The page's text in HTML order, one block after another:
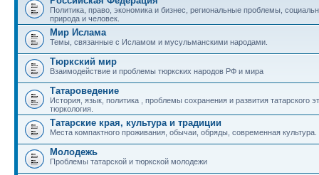
Политика, право, экономика и бизнес, региональные проблемы,
природа и человек.
Мир Ислама
Темы, связанные с Исламом и мусульманскими народами.
Тюркский мир
Взаимодействие и проблемы тюркских народов РФ и мира
Татароведение
История, язык, политика , проблемы сохранения и развития татарского
тюркология.
Татарские края, культура и традиции
Места компактного проживания, обычаи, обряды, современная культура.
Молодежь
Проблемы татарской и тюркской молодежи